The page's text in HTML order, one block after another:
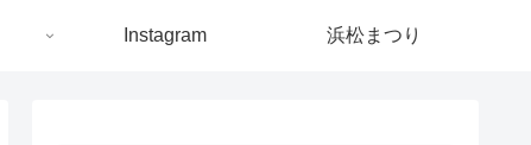
Instagram 浜松まつり